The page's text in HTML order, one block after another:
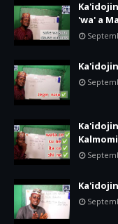
'wa' a